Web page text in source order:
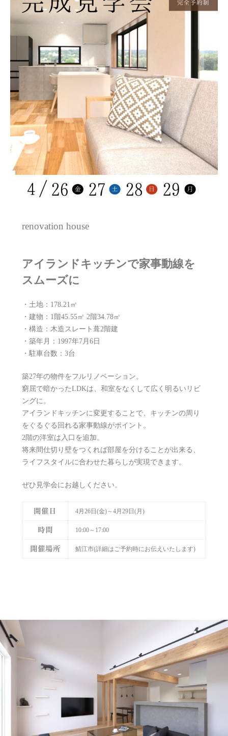
renovation house
アイランド キッチンで家事動線を
スムーズに
・土地：178.21㎡
・建物：1階45.55㎡ 2階34.78㎡
・構造：木造スレート葺2階建
・築年月：1997年7月6日
・駐車台数：3台
築27年の物件をフルリノベーション。
窮屈で暗かったLDKは、和室をなくして広く明るいリビ
ングに。
アイランドキッチンに変更することで、キッチンの周り
をぐるぐる回れる家事動線がポイント。
2階の洋室は入口を追加。
将来間仕切り壁をつくれば部屋を分けることが出来る、
ライフスタイルに合わせた暮らしが実現できます。
ぜひ見学会にお越しください。
開催日 4月26日(金)～4月29日(月)
時間 10:00～17:00
開催場所 鯖江市(詳細はご予約時にお伝えいたします)